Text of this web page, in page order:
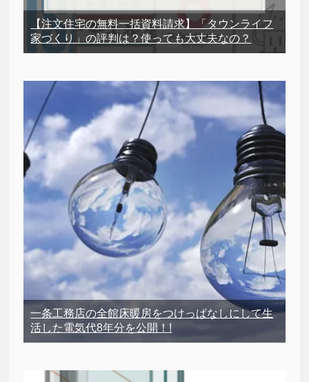
【注文住宅の無料一括資料請求】「タウンライフ
家づくり」の評判は？使っても大丈夫なの？
一条工務店の全館床暖房をつけっぱなしにして生
活した電気代8年分を公開！!